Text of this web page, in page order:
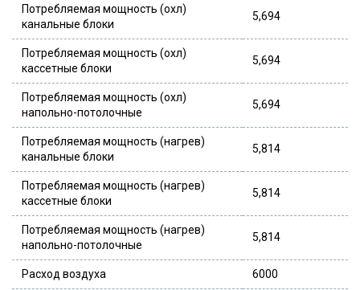
Потребляемая мощность (охл)
канальные блоки
5,694
Потребляемая мощность (охл)
кассетные блоки
5,694
Потребляемая мощность (охл)
напольно-потолочные
5,694
Потребляемая мощность (нагрев)
канальные блоки
5,814
Потребляемая мощность (нагрев)
кассетные блоки
5,814
Потребляемая мощность (нагрев)
напольно-потолочные
5,814
Расход воздуха 6000